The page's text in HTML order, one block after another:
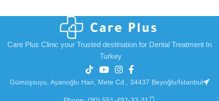
Care Plus Clinic your Trusted destination for Dental Treatment In
Turkey
Gümüşsuyu, Ayanoğlu Han, Mete Cd., 34437 Beyoğlu/İstanbul